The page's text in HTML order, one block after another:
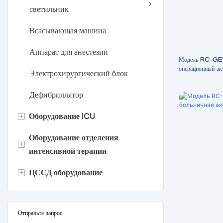
светильник
Всасывающая машина
Аппарат для анестезии
Электрохирургический блок
Дефибриллятор
+ Оборудование ICU
Больничная койка
+
Оборудование отделения
интенсивной терапии
Инкубатор для младенцев
Детская лучистая грелка
Отделение детской фототерапии
+ ЦССД оборудование
Портативный автоклав
Настольный автоклав
Отправьте запрос
Модель RC-
операционный